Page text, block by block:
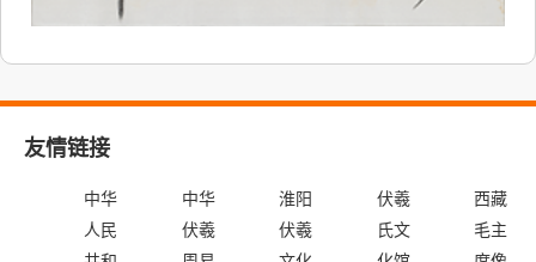
友情链接
中华
人民
中华
伏羲
淮阳
伏羲
伏羲
氏文
西藏
毛主